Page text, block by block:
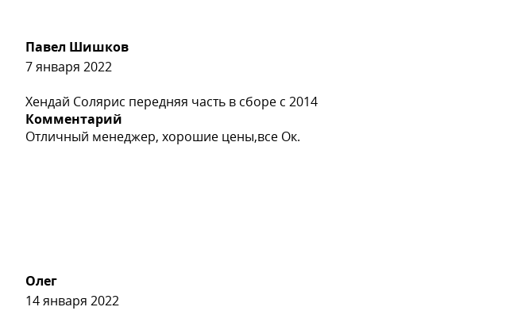
Павел Шишков
7 января 2022
Хендай Солярис передняя часть в сборе с 2014
Комментарий
Отличный менеджер, хорошие цены,все Ок.
Олег
14 января 2022